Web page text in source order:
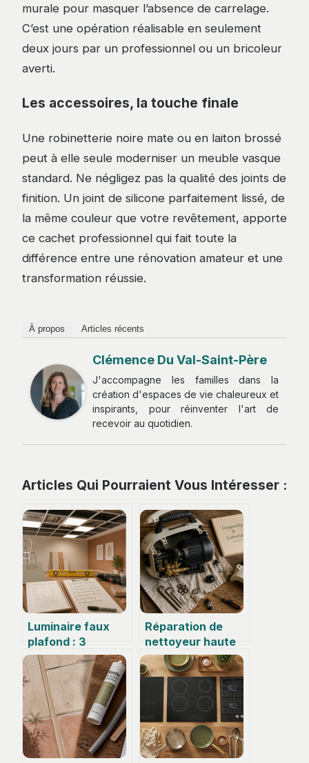
murale pour masquer l’absence de carrelage.
C’est une opération réalisable en seulement
deux jours par un professionnel ou un bricoleur
averti.
Les accessoires, la touche finale
Une robinetterie noire mate ou en laiton brossé
peut à elle seule moderniser un meuble vasque
standard. Ne négligez pas la qualité des joints de
finition. Un joint de silicone parfaitement lissé, de
la même couleur que votre revêtement, apporte
ce cachet professionnel qui fait toute la
différence entre une rénovation amateur et une
transformation réussie.
À propos Articles récents
Clémence Du Val-Saint-Père
J'accompagne les familles dans la
création d'espaces de vie chaleureux et
inspirants, pour réinventer l'art de
recevoir au quotidien.
Articles Qui Pourraient Vous Intéresser :
Luminaire faux
plafond : 3
critères
techniques pour
un éclairage
performant et
sans
éblouissement
Réparation de
nettoyeur haute
pression : 4
pannes courantes
et les solutions
pour économiser
le SAV